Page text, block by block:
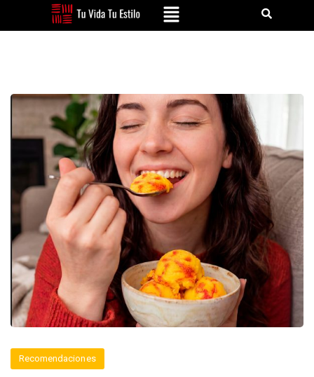
Recomendaciones